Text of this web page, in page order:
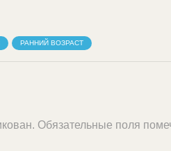
РАННИЙ ВОЗРАСТ
Обязательные поля